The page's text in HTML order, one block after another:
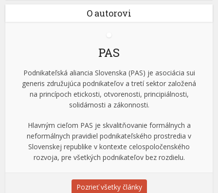
O autorovi
PAS
Podnikateľská aliancia Slovenska (PAS) je asociácia sui
generis združujúca podnikateľov a tretí sektor založená
na princípoch etickosti, otvorenosti, principiálnosti,
solidárnosti a zákonnosti.
Hlavným cieľom PAS je skvalitňovanie formálnych a
neformálnych pravidiel podnikateľského prostredia v
Slovenskej republike v kontexte celospoločenského
rozvoja, pre všetkých podnikateľov bez rozdielu.
Pozrieť všetky články